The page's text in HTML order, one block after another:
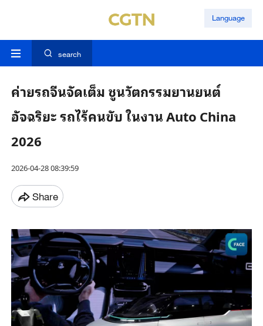
Language
search
ค่ายรถจีนจัดเต็ม ชูนวัตกรรมยานยนต์
อัจฉริยะ รถไร้คนขับ ในงาน Auto China
2026
2026-04-28 08:39:59
Share